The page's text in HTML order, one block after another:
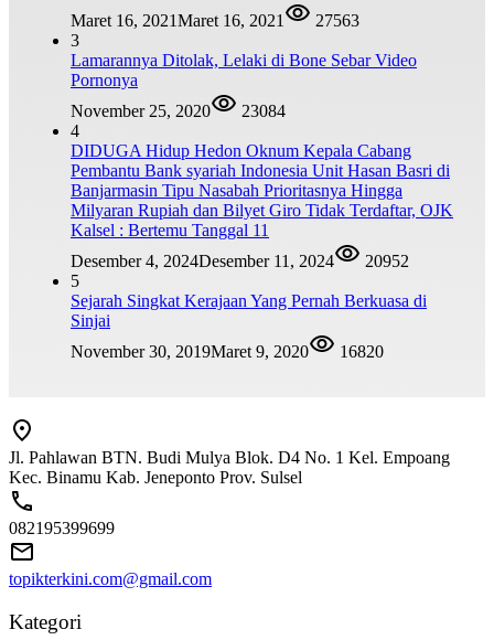
Maret 16, 2021Maret 16, 2021
27563
3
Lamarannya Ditolak, Lelaki di Bone Sebar Video
Pornonya
November 25, 2020
23084
4
DIDUGA Hidup Hedon Oknum Kepala Cabang
Pembantu Bank syariah Indonesia Unit Hasan Basri di
Banjarmasin Tipu Nasabah Prioritasnya Hingga
Milyaran Rupiah dan Bilyet Giro Tidak Terdaftar, OJK
Kalsel : Bertemu Tanggal 11
Desember 4, 2024Desember 11, 2024
20952
5
Sejarah Singkat Kerajaan Yang Pernah Berkuasa di
Sinjai
November 30, 2019Maret 9, 2020 16820
Jl. Pahlawan BTN. Budi Mulya Blok. D4 No. 1 Kel. Empoang
Kec. Binamu Kab. Jeneponto Prov. Sulsel
082195399699
topikterkini.com@gmail.com
Kategori